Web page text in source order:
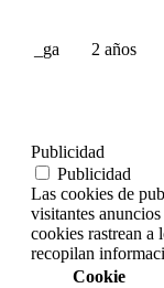
_ga 2 años
Publicidad
Publicidad
Las cookies de
visitantes
cookies rastrean a
recopilan
Cookie